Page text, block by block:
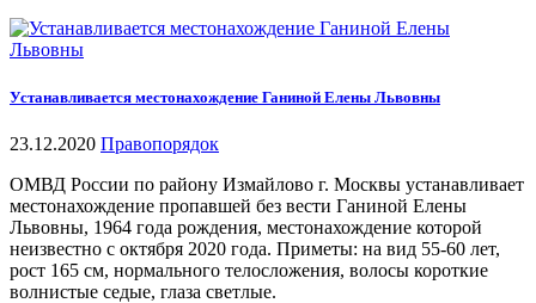
Устанавливается местонахождение Ганиной Елены Львовны
23.12.2020 Правопорядок
ОМВД России по району Измайлово г. Москвы устанавливает
местонахождение пропавшей без вести Ганиной Елены
Львовны, 1964 года рождения, местонахождение которой
неизвестно с октября 2020 года. Приметы: на вид 55-60 лет,
рост 165 см, нормального телосложения, волосы короткие
волнистые седые, глаза светлые.